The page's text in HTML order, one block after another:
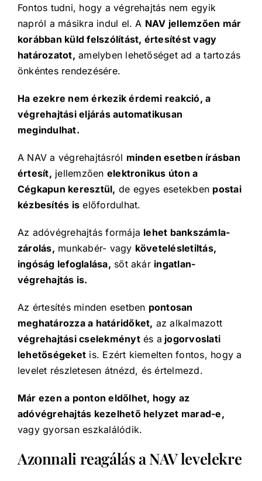
Fontos tudni, hogy a végrehajtás nem egyik
napról a másikra indul el. A NAV jellemzően már
korábban küld felszólítást, értesítést vagy
határozatot, amelyben lehetőséget ad a tartozás
önkéntes rendezésére.
Ha ezekre nem érkezik érdemi reakció, a
végrehajtási eljárás automatikusan
megindulhat.
A NAV a végrehajtásról minden esetben írásban
értesít, jellemzően elektronikus úton a
Cégkapun keresztül, de egyes esetekben postai
kézbesítés is előfordulhat.
Az adóvégrehajtás formája lehet bankszámla-
zárolás, munkabér- vagy követelésletiltás,
ingóság lefoglalása, sőt akár ingatlan-
végrehajtás is.
Az értesítés minden esetben pontosan
meghatározza a határidőket, az alkalmazott
végrehajtási cselekménytés a jogorvoslati
lehetőségeket is. Ezért kiemelten fontos, hogy a
levelet részletesen átnézd, és értelmezd.
Már ezen a ponton eldőlhet, hogy az
adóvégrehajtás kezelhető helyzet marad-e,
vagy gyorsan eszkalálódik.
Azonnali reagálás a NAV levelekre